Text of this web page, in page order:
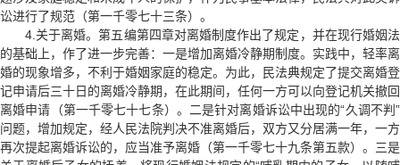
讼进行了规范（第一千零七十三条）。
4.关于离婚。第五编第四章对离婚制度作出了规定，并在现行婚姻法
的基础上，作了进一步完善：一是增加离婚冷静期制度。实践中，轻率离
婚的现象增多，不利于婚姻家庭的稳定。为此，民法典规定了提交离婚登
记申请后三十日的离婚冷静期，在此期间，任何一方可以向登记机关撤回
离婚申请（第一千零七十七条）。二是针对离婚诉讼中出现的“久调不判”
问题，增加规定，经人民法院判决不准离婚后，双方又分居满一年，一方
再次提起离婚诉讼的，应当准予离婚（第一千零七十九条第五款）。三是